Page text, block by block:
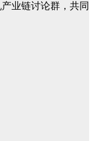
业链讨论群，共同